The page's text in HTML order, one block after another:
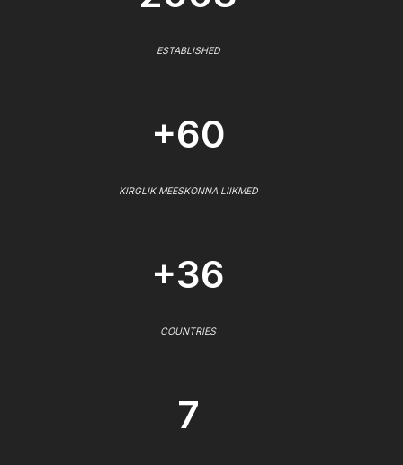
ESTABLISHED
+60
KIRGLIK MEESKONNA LIIKMED
+36
COUNTRIES
7